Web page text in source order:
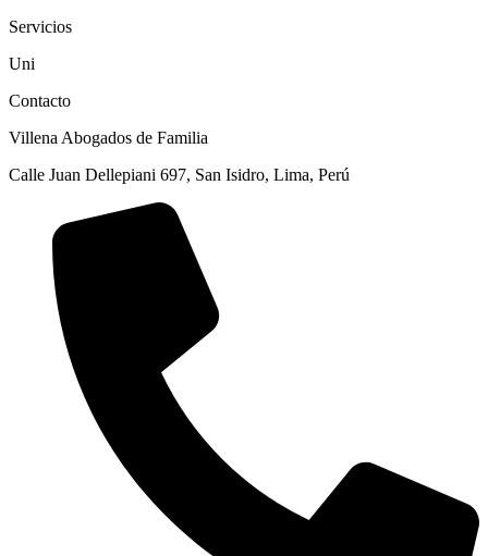
Servicios
Uni
Contacto
Villena Abogados de Familia
Calle Juan Dellepiani 697, San Isidro, Lima, Perú